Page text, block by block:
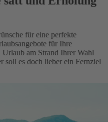
für eine perfekte
für Ihre
Urlaub am Strand Ihrer Wahl
soll es doch lieber ein Fernziel